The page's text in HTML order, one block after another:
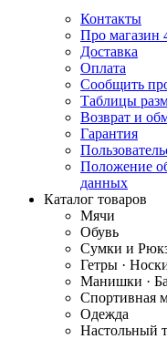
Контакты
Про магазин
Доставка
Оплата
Сообщить
Таблицы
Возврат и
Гарантия
Положение
данных
Каталог товаров
Мячи
Обувь
Сумки и
Гетры ·
Манишки ·
Спортивная
Одежда
Настольный